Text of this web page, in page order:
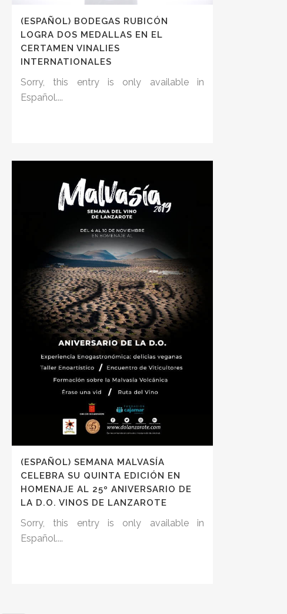
(ESPAÑOL) BODEGAS RUBICÓN
LOGRA DOS MEDALLAS EN EL
CERTAMEN VINALIES
INTERNATIONALES
Sorry, this entry is only available in
Español....
(ESPAÑOL) SEMANA MALVASÍA
CELEBRA SU QUINTA EDICIÓN EN
HOMENAJE AL 25º ANIVERSARIO DE
LA D.O. VINOS DE LANZAROTE
Sorry, this entry is only available in
Español....